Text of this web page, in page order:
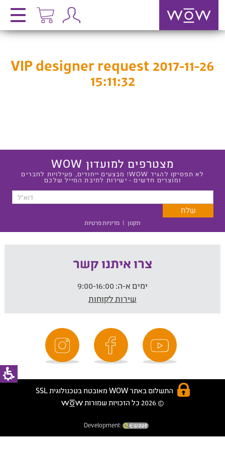
VIP designer request 2017-11-26
15:11:32
מצטרפים למועדון WOW
לא תפסיקו להגיד WOW! מבצעים ייחודים, פעילויות לחברים
ומוצרים חדשים - ישירות לתיבת המייל שלכם
תקנון | מדיניות פרטיות
צרו איתנו קשר
ימים א-ה:
שירות לקוחות
התשלום באתר WOW מאובטח בטכנולוגית SSL
© 2026 כל הזכויות שמורות
Development: